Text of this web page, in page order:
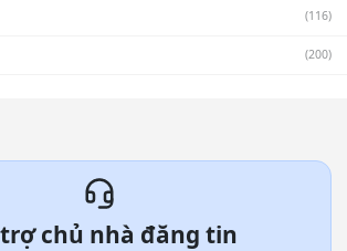
(116)
(200)
chủ nhà đăng tin